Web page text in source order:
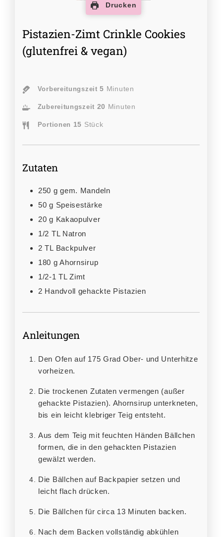
Drucken
Pistazien-Zimt Crinkle Cookies
(glutenfrei & vegan)
Vorbereitungszeit 5 Minuten
Zubereitungszeit 20 Minuten
Portionen 15 Stück
Zutaten
250 g gem. Mandeln
50 g Speisestärke
20 g Kakaopulver
1/2 TL Natron
2 TL Backpulver
180 g Ahornsirup
1/2-1 TL Zimt
2 Handvoll gehackte Pistazien
Anleitungen
Den Ofen auf 175 Grad Ober- und Unterhitze
vorheizen.
Die trockenen Zutaten vermengen (außer
gehackte Pistazien). Ahornsirup unterkneten,
bis ein leicht klebriger Teig entsteht.
Aus dem Teig mit feuchten Händen Bällchen
formen, die in den gehackten Pistazien
gewälzt werden.
Die Bällchen auf Backpapier setzen und
leicht flach drücken.
Die Bällchen für circa 13 Minuten backen.
Nach dem Backen vollständig abkühlen